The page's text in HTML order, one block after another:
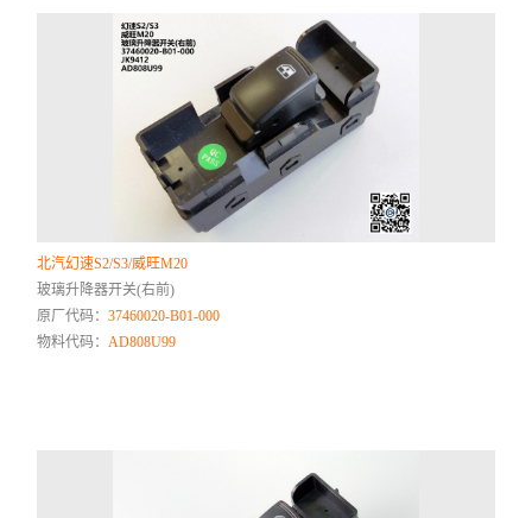
北汽幻速S2/S3/威旺M20
玻璃升降器开关(右前)
原厂代码：37460020-B01-000
物料代码：AD808U99